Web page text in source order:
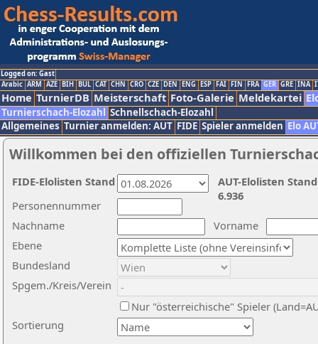
Logged on: Gast
Arabic ARM AZE BIH BUL CAT CHN CRO CZE DEN ENG ESP FAI FIN FRA GER GRE INA
Home TurnierDB Meisterschaft Foto-Galerie Meldekartei
Turnierschach-Elozahl Schnellschach-Elozahl
Allgemeines Turnier anmelden: AUT FIDE Spieler anmelden Elo
Willkommen bei den offiziellen
Nachname
Vorname
Ebene
Sortierung
Personennummer
Bundesland
Spgem./Kreis/Verein
Nur "österreichische" Spieler
AUT-Elolisten
6.936
FIDE-Elolisten Stand